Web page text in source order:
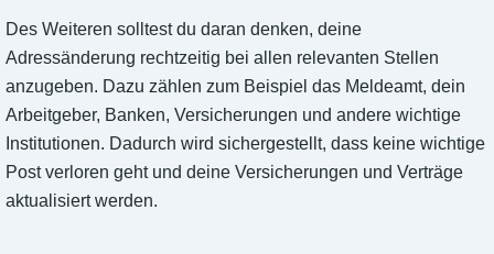
Des Weiteren solltest du daran denken, deine
Adressänderung rechtzeitig bei allen relevanten Stellen
anzugeben. Dazu zählen zum Beispiel das Meldeamt, dein
Arbeitgeber, Banken, Versicherungen und andere wichtige
Institutionen. Dadurch wird sichergestellt, dass keine wichtige
Post verloren geht und deine Versicherungen und Verträge
aktualisiert werden.